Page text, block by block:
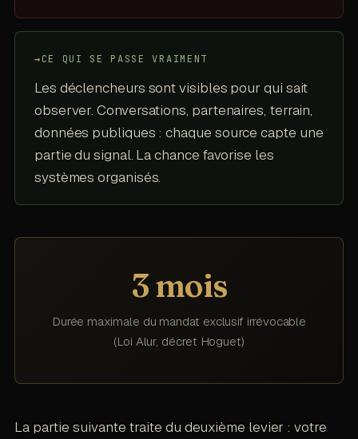
→CE QUI SE PASSE VRAIMENT
Les déclencheurs sont visibles pour qui sait
observer. Conversations, partenaires, terrain,
données publiques : chaque source capte une
partie du signal. La chance favorise les
systèmes organisés.
3 mois
Durée maximale du mandat exclusif irrévocable
(Loi Alur, décret Hoguet)
La partie suivante traite du deuxième levier : votre